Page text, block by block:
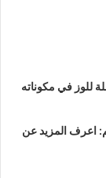
للوز في مكوناته
اعرف المزيد عن